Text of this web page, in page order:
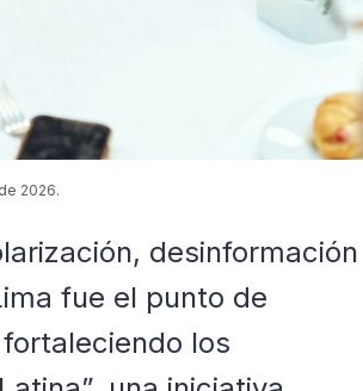
2026.
desinformación
fue el punto de
los